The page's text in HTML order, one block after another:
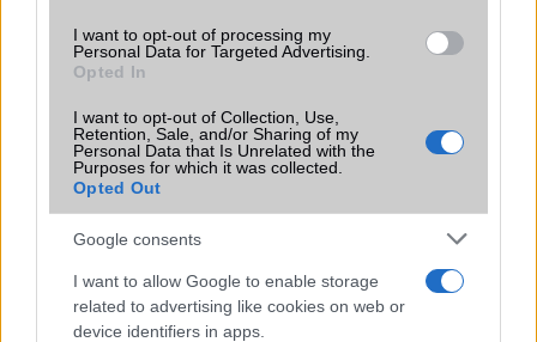
I want to opt-out of processing my
Personal Data for Targeted Advertising.
Opted In
I want to opt-out of Collection, Use,
Retention, Sale, and/or Sharing of my
Personal Data that Is Unrelated with the
Purposes for which it was collected.
Opted Out
Google consents
I want to allow Google to enable storage
related to advertising like cookies on web or
device identifiers in apps.
szótár
független szótár
Office alkalmazások
PowerPoint, PDF)
Iránytũ ecompass
Extrák Dolby mobile
24-bit/192kHz
EGYÉB
Vibra jelzés alap szolgáltatás